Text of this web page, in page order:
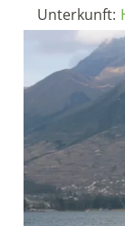
Unterkunft: